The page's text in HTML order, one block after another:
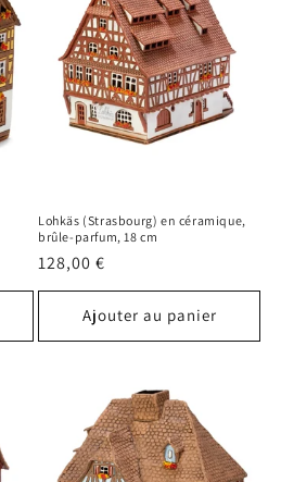
Lohkäs (Strasbourg) en céramique,
brûle-parfum, 18 cm
Prix
habituel
128,00 €
Ajouter au panier